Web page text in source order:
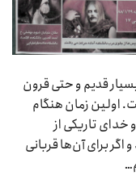
قدیم و حتی قرون
اولین زمان هنگام
تاریکی از
برای آن‌ها قربانی